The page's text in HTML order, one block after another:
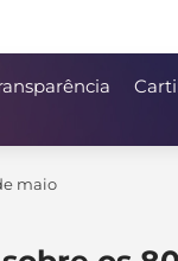
maio